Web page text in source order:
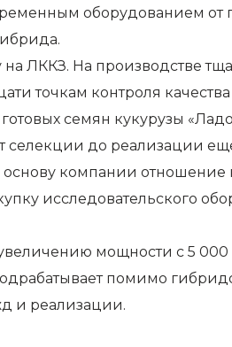
оборудованием
ЛККЗ. На производстве
точкам контроля
семян кукурузы
селекции до реализации
компании
исследовательского
мощности с 5
помимо
и реализации.